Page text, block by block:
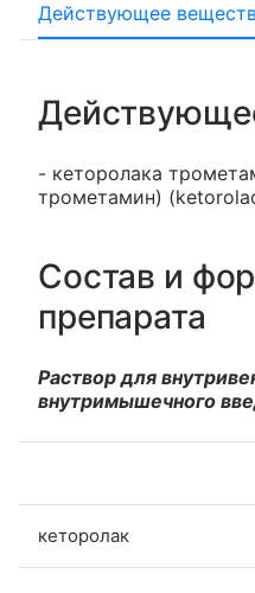
Действующее
- кеторолака
трометамин)
Состав и
препарата
Раствор для
внутримышечного
кеторолак